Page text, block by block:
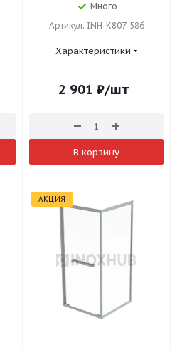
Много
Артикул: INH-K807-586
Характеристики
2 901 ₽/шт
В корзину
АКЦИЯ